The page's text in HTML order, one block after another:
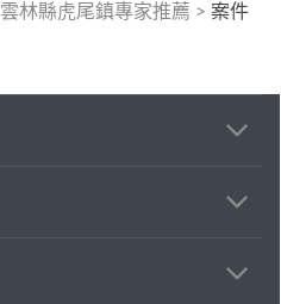
雲林縣虎尾鎮專家推薦 > 案件